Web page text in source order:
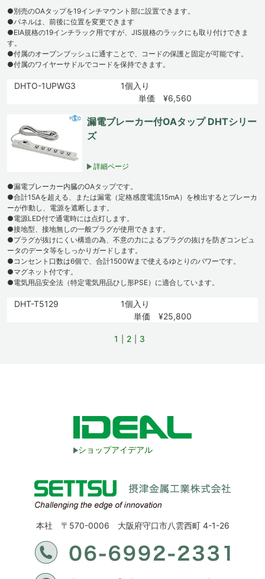
●別売のOAタップを19インチマウント部に設置できます。
●パネルは、前後に位置を変更できます
●EIA規格の19インチラック用ですが、JIS規格のラックにも取り付けできま
す。
●付属のオープンブッシュに通すことで、コードの保護と固定が可能です。
●付属のワイヤーサドルでコードを保持できます。
DHTO-1UPWG3
1個入り
単価 ¥6,560
漏電ブレーカー付OAタップ DHTシリー
ズ
詳細ページ
●漏電ブレーカー内臓のOAタップです。
●合計15Aを超える、または漏電（定格感度電流15mA）を検出するとブレーカ
ーが作動し、電源を遮断します。
●電源LED付で通電時には点灯します。
●接地型、接地無しの一般プラグが使用できます。
●プラグが抜けにくい構造の為、不意の力によるプラグの抜けを防ぎコンピュ
ータのデータ等をしっかりガードします。
●コンセント口数は6個で、合計1500Wまで使えるゆとりのパワーです。
●マグネット付です。
●電気用品安全法（特定電気用品ひし形PSE）に適合しています。
DHT-T5129
1個入り
単価 ¥25,800
1 2 3
ショップアイデアル
本社 〒570-0006 大阪府守口市八雲西町 4-1-26